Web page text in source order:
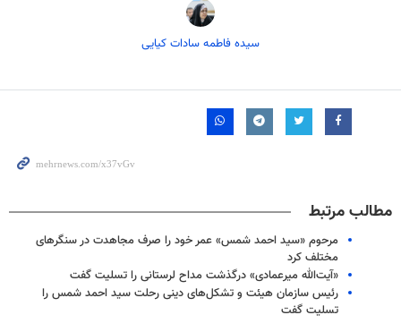
سیده فاطمه سادات کیایی
مطالب مرتبط
مرحوم «سید احمد شمس» عمر خود را صرف مجاهدت در سنگرهای
مختلف کرد
«آیت‌الله میرعمادی» درگذشت مداح لرستانی را تسلیت گفت
رئیس سازمان هیئت و تشکل‌های دینی رحلت سید احمد شمس را
تسلیت گفت